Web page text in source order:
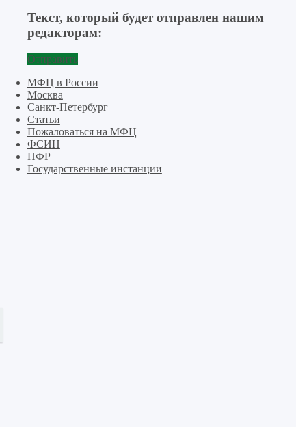
Текст, который будет отправлен нашим
редакторам:
Отправить
МФЦ в России
Москва
Санкт-Петербург
Статьи
Пожаловаться на МФЦ
ФСИН
ПФР
Государственные инстанции